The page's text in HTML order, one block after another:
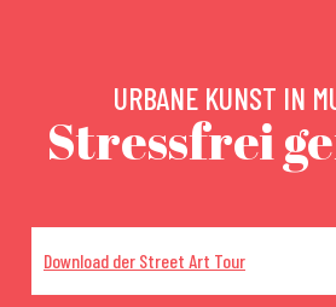
URBANE KUNST IN
Stressfrei
Download der Street Art Tour